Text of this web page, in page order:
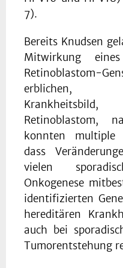
7).
Bereits Knudsen
Mitwirkung
Retinoblastom-
erblichen,
Retinoblastom,
konnten multiple
dass
vielen
Onkogenese
identifizierten
hereditären
auch bei
Tumorentstehung